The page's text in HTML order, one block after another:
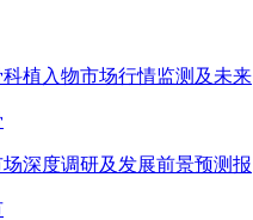
植入物市场行情监测及未来
深度调研及发展前景预测报